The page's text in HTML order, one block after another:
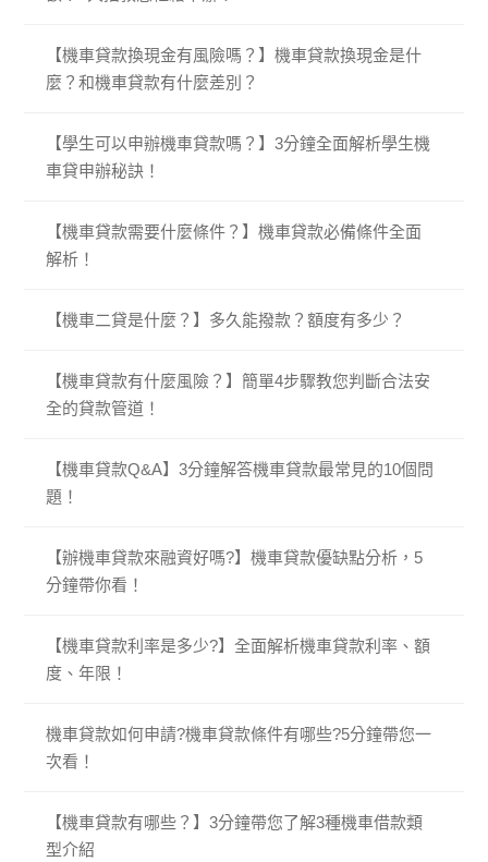
【機車貸款換現金有風險嗎？】機車貸款換現金是什
麼？和機車貸款有什麼差別？
【學生可以申辦機車貸款嗎？】3分鐘全面解析學生機
車貸申辦秘訣！
【機車貸款需要什麼條件？】機車貸款必備條件全面
解析！
【機車二貸是什麼？】多久能撥款？額度有多少？
【機車貸款有什麼風險？】簡單4步驟教您判斷合法安
全的貸款管道！
【機車貸款Q&A】3分鐘解答機車貸款最常見的10個問
題！
【辦機車貸款來融資好嗎?】機車貸款優缺點分析，5
分鐘帶你看！
【機車貸款利率是多少?】全面解析機車貸款利率、額
度、年限！
機車貸款如何申請?機車貸款條件有哪些?5分鐘帶您一
次看！
【機車貸款有哪些？】3分鐘帶您了解3種機車借款類
型介紹